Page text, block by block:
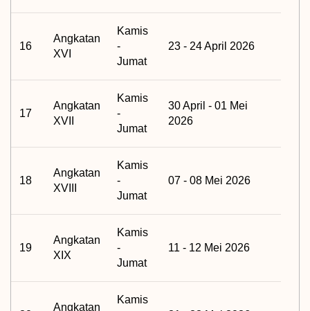
16
Angkatan
XVI
Kamis
-
Jumat
23 - 24 April 2026
17
Angkatan
XVII
Kamis
-
Jumat
30 April - 01 Mei
2026
18
Angkatan
XVIII
Kamis
-
Jumat
07 - 08 Mei 2026
19
Angkatan
XIX
Kamis
-
Jumat
11 - 12 Mei 2026
Angkatan
Kamis